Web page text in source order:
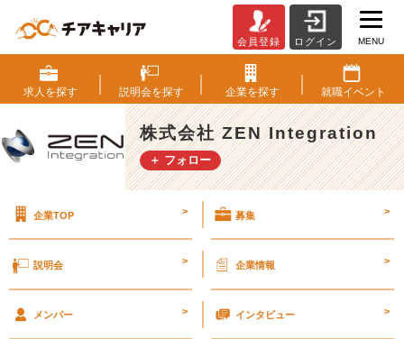
年
の
写
真
を
整
#
卒
会員登録 ログイン MENU
求人を探す 説明会を探す 企業を探す 就職イベント
株式会社 ZEN Integration
＋ フォロー
企業TOP > 募集 >
説明会 > 企業情報 >
メンバー > インタビュー >